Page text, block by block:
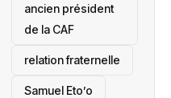
ancien président
de la CAF
relation fraternelle
Samuel Eto’o